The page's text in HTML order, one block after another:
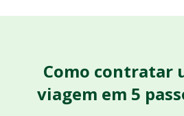
Como contratar
viagem em 5